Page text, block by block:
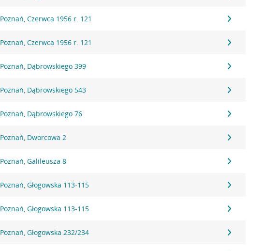
Poznań, Czerwca 1956 r. 121
Poznań, Czerwca 1956 r. 121
Poznań, Dąbrowskiego 399
Poznań, Dąbrowskiego 543
Poznań, Dąbrowskiego 76
Poznań, Dworcowa 2
Poznań, Galileusza 8
Poznań, Głogowska 113-115
Poznań, Głogowska 113-115
Poznań, Głogowska 232/234